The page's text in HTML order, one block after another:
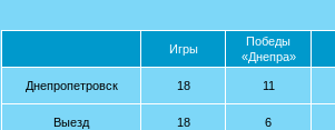
Игры
Победы
«Днепра»
Днепропетровск 18 11
Выезд 18 6